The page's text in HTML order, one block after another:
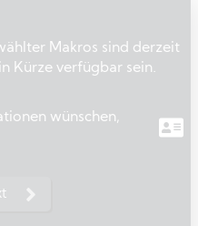
Makros sind derzeit
Kürze verfügbar sein.
wünschen,